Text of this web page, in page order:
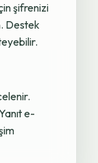
şifrenizi
Destek
e-